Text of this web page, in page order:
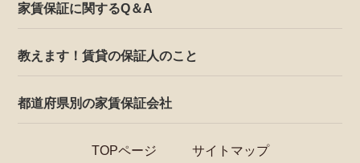
家賃保証に関するQ＆A
教えます！賃貸の保証人のこと
都道府県別の家賃保証会社
TOPページ サイトマップ